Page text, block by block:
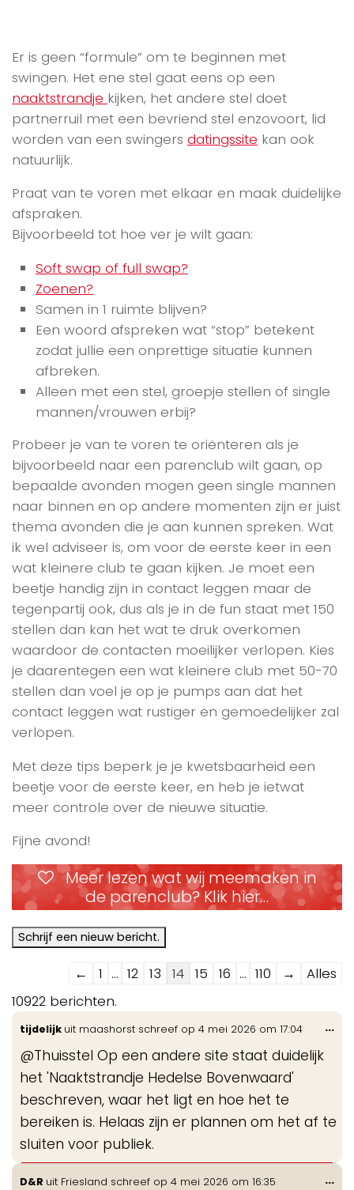
Er is geen “formule” om te beginnen met
swingen. Het ene stel gaat eens op een
naaktstrandje kijken, het andere stel doet
partnerruil met een bevriend stel enzovoort, lid
worden van een swingers datingssite kan ook
natuurlijk.
Praat van te voren met elkaar en maak duidelijke
afspraken.
Bijvoorbeeld tot hoe ver je wilt gaan:
Soft swap of full swap?
Zoenen?
Samen in 1 ruimte blijven?
Een woord afspreken wat “stop” betekent
zodat jullie een onprettige situatie kunnen
afbreken.
Alleen met een stel, groepje stellen of single
mannen/vrouwen erbij?
Probeer je van te voren te oriënteren als je
bijvoorbeeld naar een parenclub wilt gaan, op
bepaalde avonden mogen geen single mannen
naar binnen en op andere momenten zijn er juist
thema avonden die je aan kunnen spreken. Wat
ik wel adviseer is, om voor de eerste keer in een
wat kleinere club te gaan kijken. Je moet een
beetje handig zijn in contact leggen maar de
tegenpartij ook, dus als je in de fun staat met 150
stellen dan kan het wat te druk overkomen
waardoor de contacten moeilijker verlopen. Kies
je daarentegen een wat kleinere club met 50-70
stellen dan voel je op je pumps aan dat het
contact leggen wat rustiger en gemoedelijker zal
verlopen.
Met deze tips beperk je je kwetsbaarheid een
beetje voor de eerste keer, en heb je ietwat
meer controle over de nieuwe situatie.
Fijne avond!
Meer lezen wat wij meemaken in
de parenclub? Klik hier…
Navigatie
door
de
gastenboek-
lijst
← 1 ... 12 13 14 15 16 ... 110 →
Alles
10922 berichten.
tijdelijk uit maashorst schreef op 4 mei 2026 om 17:04
@Thuisstel Op een andere site staat duidelijk
het 'Naaktstrandje Hedelse Bovenwaard'
beschreven, waar het ligt en hoe het te
bereiken is. Helaas zijn er plannen om het af te
sluiten voor publiek.
...
D&R uit Friesland schreef op 4 mei 2026 om 16:35 ...